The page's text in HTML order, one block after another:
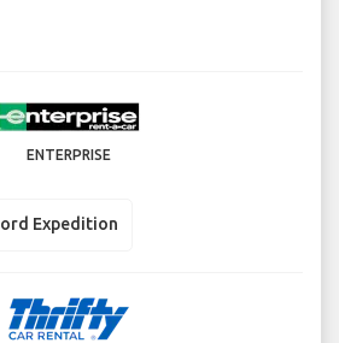
ENTERPRISE
Expedition